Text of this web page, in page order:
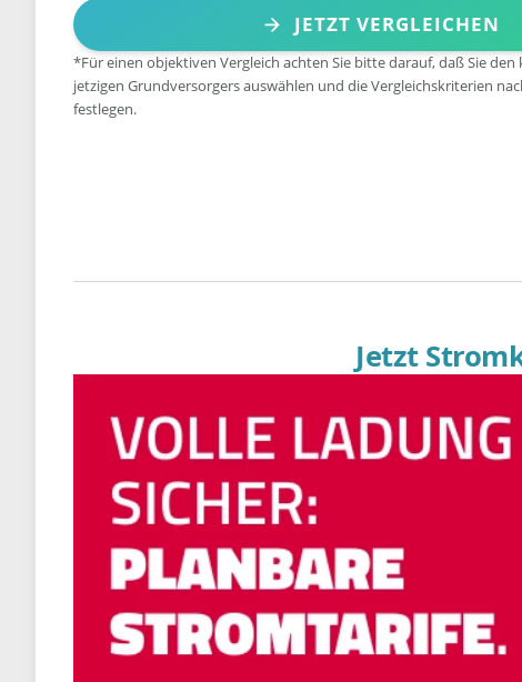
JETZT VERGLEICHEN
*Für einen objektiven Vergleich achten Sie bitte darauf, daß Sie
jetzigen Grundversorgers auswählen und die Vergleichskriterien
festlegen.
Jetzt